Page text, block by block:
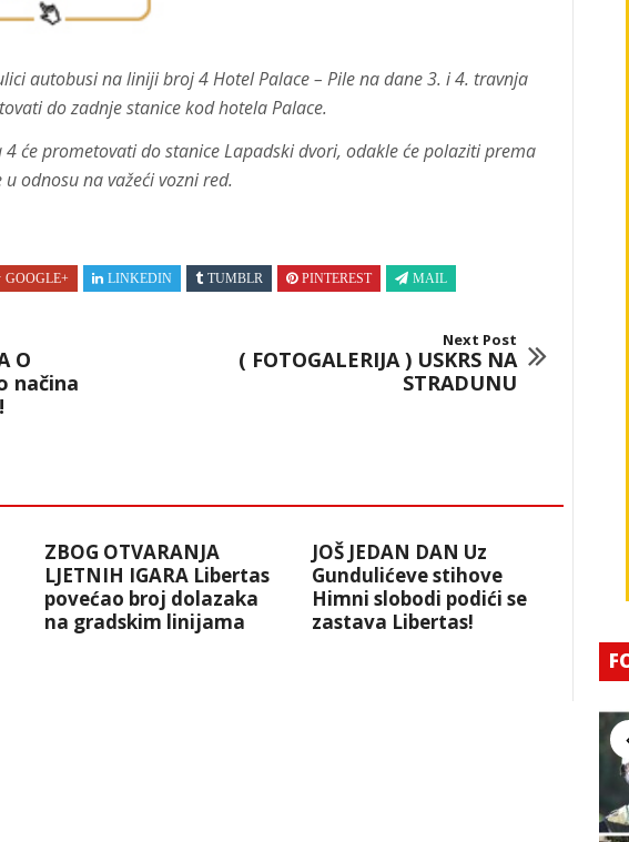
autobusi na liniji broj 4 Hotel Palace – Pile na dane 3. i 4. travnja
do zadnje stanice kod hotela Palace.
će prometovati do stanice Lapadski dvori, odakle će polaziti prema
odnosu na važeći vozni red.
GOOGLE+ LINKEDIN TUMBLR PINTEREST MAIL
O
načina
Next Post
( FOTOGALERIJA ) USKRS NA
STRADUNU
ZBOG OTVARANJA
LJETNIH IGARA Libertas
povećao broj dolazaka
na gradskim linijama
JOŠ JEDAN DAN Uz
Gundulićeve stihove
Himni slobodi podići se
zastava Libertas!